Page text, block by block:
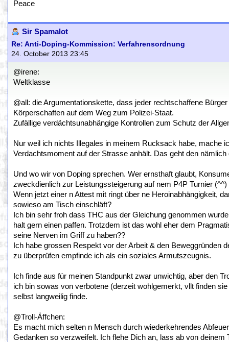
Peace
Sir Spamalot
Re: Anti-Doping-Kommission: Verfahrensordnung
24. October 2013 23:45
@irene:
Weltklasse
@all: die Argumentationskette, dass jeder rechtschaffene
Körperschaften auf dem Weg zum Polizei-Staat.
Zufällige verdächtsunabhängige Kontrollen zum Schutz der
Nur weil ich nichts Illegales in meinem Rucksack habe, mache
Verdachtsmoment auf der Strasse anhält. Das geht den
Und wo wir von Doping sprechen. Wer ernsthaft glaubt,
zweckdienlich zur Leistungssteigerung auf nem P4P Turnier
Wenn jetzt einer n Attest mit ringt über ne Heroinabhängigkeit,
sowieso am Tisch einschläft?
Ich bin sehr froh dass THC aus der Gleichung genommen
halt gern einen paffen. Trotzdem ist das wohl eher dem
seine Nerven im Griff zu haben??
Ich habe grossen Respekt vor der Arbeit & den Beweggründen
zu überprüfen empfinde ich als ein soziales Armutszeugnis.
Ich finde aus für meinen Standpunkt zwar unwichtig, aber den
ich bin sowas von verbotene (derzeit wohlgemerkt, vllt finden
selbst langweilig finde.
@Troll-Äffchen:
Es macht mich selten n Mensch durch wiederkehrendes
Gedanken so verzweifelt. Ich flehe Dich an, lass ab von